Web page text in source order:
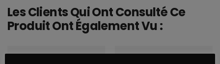
Les Clients Qui Ont Consulté Ce
Produit Ont Également Vu :